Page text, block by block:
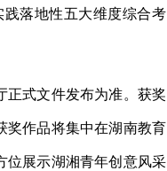
落地性五大维度综合考
正式文件发布为准。获奖
奖作品将集中在湖南教育
位展示湖湘青年创意风采